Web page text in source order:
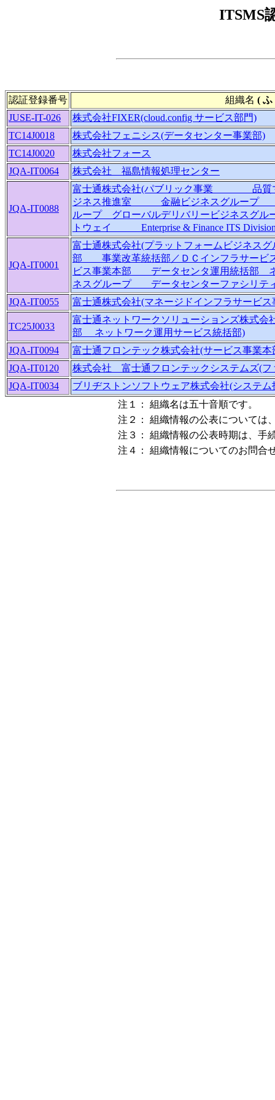
ITSMS
認証登録番号 組織名 ( ふ
JUSE-IT-026
株式会社FIXER(cloud.config サービス部門)
TC14J0018
株式会社フェニシス(データセンター事業部)
TC14J0020
株式会社フォース
JQA-IT0064
株式会社 福島情報処理センター
JQA-IT0088
富士通株式会社(パブリック事業 品
ジネス推進室 金融ビジネスグループ
ループ グローバルデリバリービジネスグ
トウェイ Enterprise & Finance ITS
JQA-IT0001
富士通株式会社(プラットフォームビジネス
部 事業改革統括部／ＤＣインフラサービ
ビス事業本部 データセンタ運用統括部 ネ
ネスグループ データセンターファシリテ
JQA-IT0055
富士通株式会社(マネージドインフラサービス
TC25J0033
富士通ネットワークソリューションズ株式会
部 ネットワーク運用サービス統括部)
JQA-IT0094
富士通フロンテック株式会社(サービス事業本
JQA-IT0120
株式会社 富士通フロンテックシステムズ(フ
JQA-IT0034
ブリヂストンソフトウェア株式会社(システム
注１：
組織名は五十音順です。
注２：
組織情報の公表については
注３：
組織情報の公表時期は、手
注４：
組織情報についてのお問合